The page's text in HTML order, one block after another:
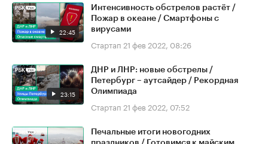
22:45
Интенсивность обстрелов растёт /
Пожар в океане / Смартфоны с
вирусами
Стартап 21 фев 2022, 08:26
23:15
ДНР и ЛНР: новые обстрелы /
Петербург – аутсайдер / Рекордная
Олимпиада
Стартап 21 фев 2022, 07:52
Печальные итоги новогодних